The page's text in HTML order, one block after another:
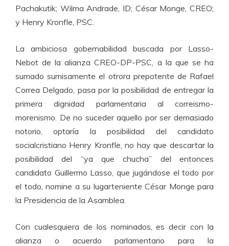
Pachakutik; Wilma Andrade, ID; César Monge, CREO;
y Henry Kronfle, PSC.
La ambiciosa gobernabilidad buscada por Lasso-
Nebot de la alianza CREO-DP-PSC, a la que se ha
sumado sumisamente el otrora prepotente de Rafael
Correa Delgado, pasa por la posibilidad de entregar la
primera dignidad parlamentaria al correismo-
morenismo. De no suceder aquello por ser demasiado
notorio, optaría la posibilidad del candidato
socialcristiano Henry Kronfle, no hay que descartar la
posibilidad del “ya que chucha” del entonces
candidato Guillermo Lasso, que jugándose el todo por
el todo, nomine a su lugarteniente César Monge para
la Presidencia de la Asamblea.
Con cualesquiera de los nominados, es decir con la
alianza o acuerdo parlamentario para la